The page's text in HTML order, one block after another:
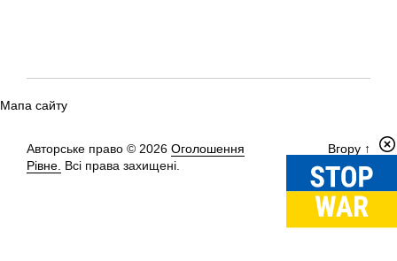
Мапа сайту
Авторське право © 2026 Оголошення
Рівне. Всі права захищені.
Вгору ↑